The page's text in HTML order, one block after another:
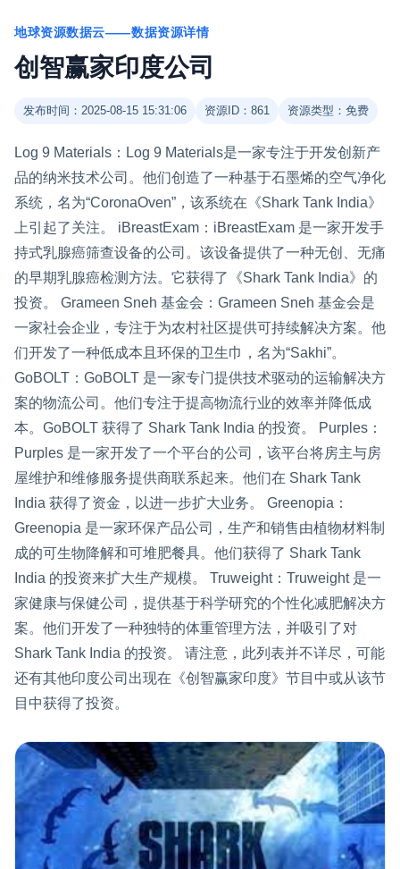
地球资源数据云——数据资源详情
创智赢家印度公司
发布时间：2025-08-15 15:31:06 资源ID：861 资源类型：免费
Log 9 Materials：Log 9 Materials是一家专注于开发创新产
品的纳米技术公司。他们创造了一种基于石墨烯的空气净化
系统，名为“CoronaOven”，该系统在《Shark Tank India》
上引起了关注。 iBreastExam：iBreastExam 是一家开发手
持式乳腺癌筛查设备的公司。该设备提供了一种无创、无痛
的早期乳腺癌检测方法。它获得了《Shark Tank India》的
投资。 Grameen Sneh 基金会：Grameen Sneh 基金会是
一家社会企业，专注于为农村社区提供可持续解决方案。他
们开发了一种低成本且环保的卫生巾，名为“Sakhi”。
GoBOLT：GoBOLT 是一家专门提供技术驱动的运输解决方
案的物流公司。他们专注于提高物流行业的效率并降低成
本。GoBOLT 获得了 Shark Tank India 的投资。 Purples：
Purples 是一家开发了一个平台的公司，该平台将房主与房
屋维护和维修服务提供商联系起来。他们在 Shark Tank
India 获得了资金，以进一步扩大业务。 Greenopia：
Greenopia 是一家环保产品公司，生产和销售由植物材料制
成的可生物降解和可堆肥餐具。他们获得了 Shark Tank
India 的投资来扩大生产规模。 Truweight：Truweight 是一
家健康与保健公司，提供基于科学研究的个性化减肥解决方
案。他们开发了一种独特的体重管理方法，并吸引了对
Shark Tank India 的投资。 请注意，此列表并不详尽，可能
还有其他印度公司出现在《创智赢家印度》节目中或从该节
目中获得了投资。